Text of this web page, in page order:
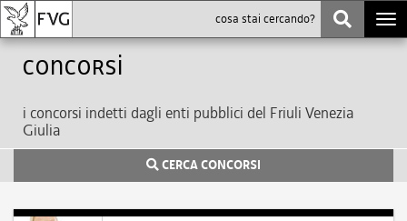
Concorsi
i concorsi indetti dagli enti pubblici del Friuli Venezia
Giulia
CERCA CONCORSI